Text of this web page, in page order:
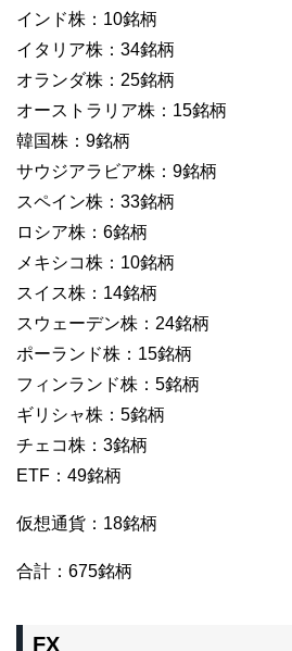
インド株：10銘柄
イタリア株：34銘柄
オランダ株：25銘柄
オーストラリア株：15銘柄
韓国株：9銘柄
サウジアラビア株：9銘柄
スペイン株：33銘柄
ロシア株：6銘柄
メキシコ株：10銘柄
スイス株：14銘柄
スウェーデン株：24銘柄
ポーランド株：15銘柄
フィンランド株：5銘柄
ギリシャ株：5銘柄
チェコ株：3銘柄
ETF：49銘柄
仮想通貨：18銘柄
合計：675銘柄
FX